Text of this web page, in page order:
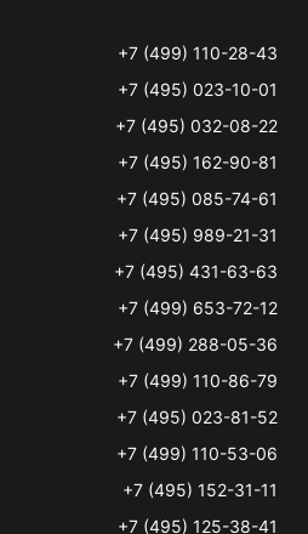
+7 (499) 110-28-43
+7 (495) 023-10-01
+7 (495) 032-08-22
+7 (495) 162-90-81
+7 (495) 085-74-61
+7 (495) 989-21-31
+7 (495) 431-63-63
+7 (499) 653-72-12
+7 (499) 288-05-36
+7 (499) 110-86-79
+7 (495) 023-81-52
+7 (499) 110-53-06
+7 (495) 152-31-11
+7 (495) 125-38-41